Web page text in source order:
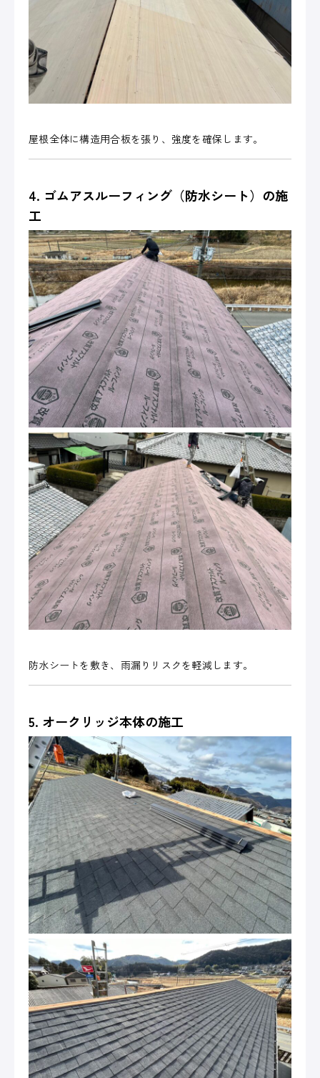
屋根全体に構造用合板を張り、強度を確保します。
4. ゴムアスルーフィング（防水シート）の施
工
防水シートを敷き、雨漏りリスクを軽減します。
5. オークリッジ本体の施工